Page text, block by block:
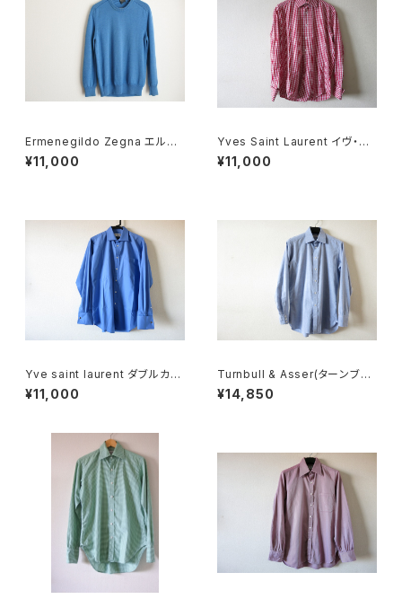
Ermenegildo Zegna エルメ
ネジルド ゼニア ニットセーター
¥11,000
Yves Saint Laurent イヴ・サ
ンローラン ギンガムチェック S
¥11,000
Yve saint laurent ダブルカフ
スシャツ
¥11,000
Turnbull & Asser(ターンブル
&アッサー) シャツ 15.5
¥14,850